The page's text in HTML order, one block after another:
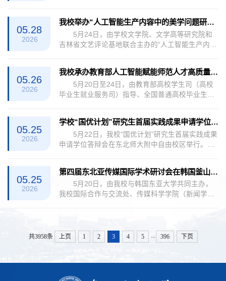
主题，由喀山联邦大学、俄罗斯教育科学院等机构
联合主办，吸引了中国、俄罗斯、南非、印度、马
来西亚等10余个国家和地区的教师教育领域研究者
副...
05.28
2026
我校举办“人工智能生产内容中的美学问题研究”学术研讨会
5月24日，由学校文学院、文学高等研究院和
吉林省文艺评论基地联合主办的“人工智能生产内容
范大学、江苏师范大学、高等教育出版社、《社会
科学战线》杂志社及我校的专家学者参会，围绕人
工智能时代美学理论重构、AI生成内容的审美机制
辞，...
05.26
2026
我校承办教育部人工智能赋能师范人才高质量就业创新研修班
5月20日至24日，由教育部高校学生司（高校
毕业生就业服务司）指导、全国普通高校毕业生教
（第二期）”在杭州举行。来自全国24个省（直辖
市）80余所高校的119名师范教育领域就业工作骨
干教师齐聚杭州，围绕“AI赋能就业能力提升”核心
05.25
2026
学校“国优计划”研究生首届实践成果申请学位答辩会举行
5月22日，我校“国优计划”研究生首届实践成果
申请学位答辩会在东北师大附中自由校区举行。研
生、教育硕士研究生代表共计80余人参加了会议。
经过现场展示和答辩，化学学院杨哲同学成为学校
首位以实践成果申请学位，通过教育硕士答辩的“国
05.25
2026
第四届东北亚传媒国际学术研讨会在韩国釜山举办
5月20日，由我校与韩国东亚大学共同主办，
我校国际合作与交流处、传媒科学学院（新闻学
主题，聚焦数智化背景下东北亚传媒的前沿发展，
旨在推动东北亚传媒学术共同体建设，服务区域文
交流处负责人出席本次研讨会。魏民在开幕式上致
辞，...
共3958条 上页 1 2 3 4 5 ... 396 下页